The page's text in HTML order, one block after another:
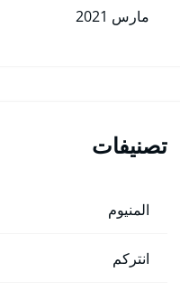
مارس 2021
تصنيفات
المنيوم
انتركم